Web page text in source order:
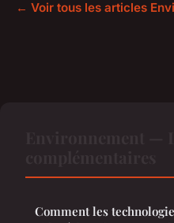
← Voir tous les articles
Comment les